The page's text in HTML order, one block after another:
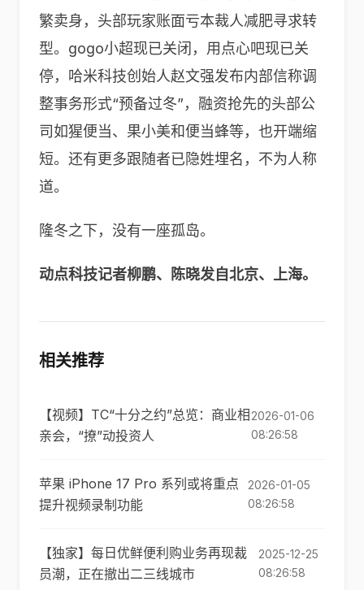
繁卖身，头部玩家账面亏本裁人减肥寻求转
型。gogo小超现已关闭，用点心吧现已关
停，哈米科技创始人赵文强发布内部信称调
整事务形式“预备过冬”，融资抢先的头部公
司如猩便当、果小美和便当蜂等，也开端缩
短。还有更多跟随者已隐姓埋名，不为人称
道。
隆冬之下，没有一座孤岛。
动点科技记者柳鹏、陈晓发自北京、上海。
相关推荐
【视频】TC“十分之约”总览：商业相
亲会，“撩”动投资人
2026-01-06
08:26:58
苹果 iPhone 17 Pro 系列或将重点
提升视频录制功能
2026-01-05
08:26:58
【独家】每日优鲜便利购业务再现裁
员潮，正在撤出二三线城市
2025-12-25
08:26:58